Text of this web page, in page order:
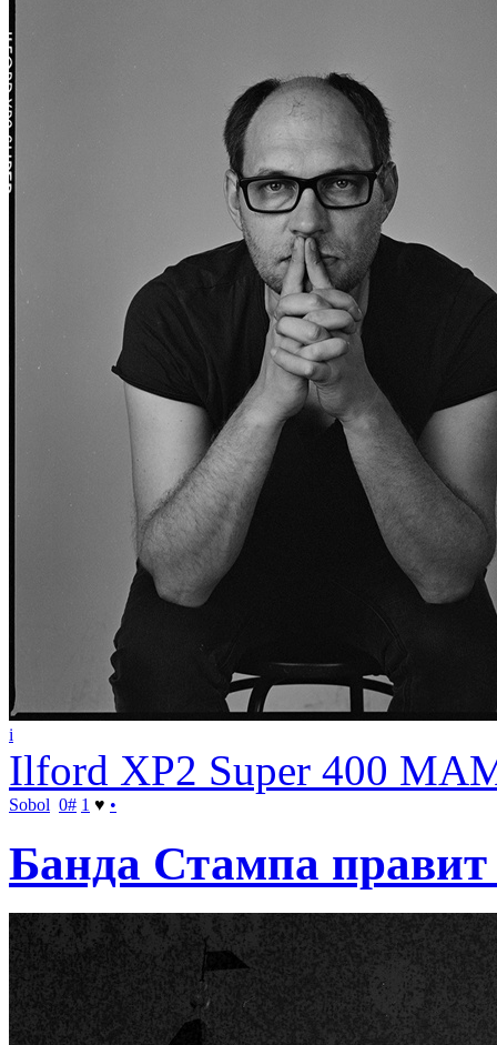
i
Ilford XP2 Super 400
Sobol 0# 1 ♥ •
Банда Стампа